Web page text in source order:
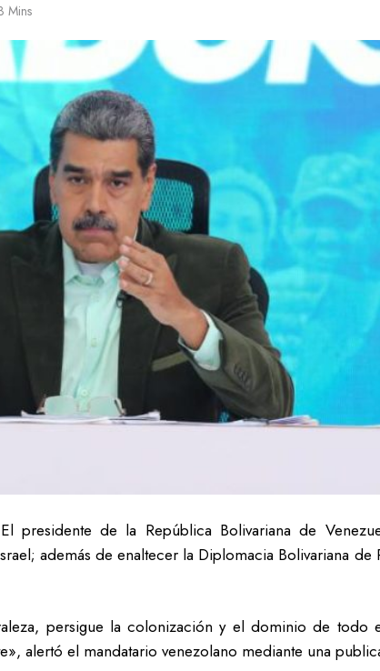
Mins
El presidente de la República Bolivariana de
además de enaltecer la Diplomacia Bolivariana
persigue la colonización y el dominio de
alertó el mandatario venezolano mediante una